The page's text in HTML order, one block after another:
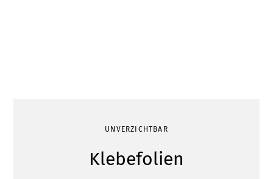
UNVERZICHTBAR
Klebefolien